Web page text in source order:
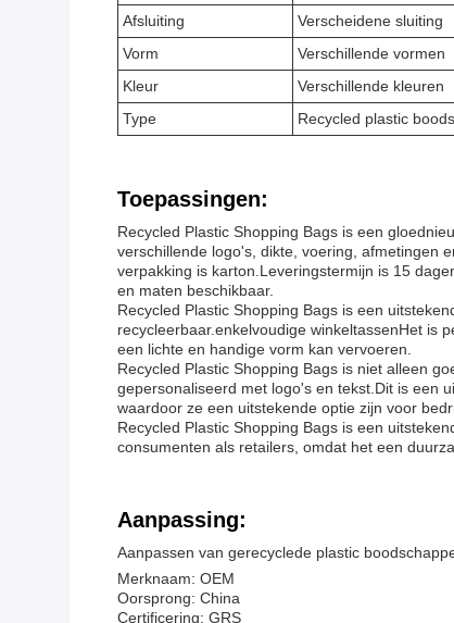
Afsluiting
Verscheidene sluiting
Vorm
Verschillende vormen
Kleur
Verschillende kleuren
Type
Recycled plastic
Toepassingen:
Recycled Plastic Shopping Bags is een
verschillende logo's, dikte, voering, afmetingen
verpakking is karton.Leveringstermijn is 15
en maten beschikbaar.
Recycled Plastic Shopping Bags is een
recycleerbaar.enkelvoudige winkeltassenHet is
een lichte en handige vorm kan vervoeren.
Recycled Plastic Shopping Bags is niet alleen
gepersonaliseerd met logo's en tekst.Dit is een
waardoor ze een uitstekende optie zijn voor
Recycled Plastic Shopping Bags is een
consumenten als retailers, omdat het een
Aanpassing:
Aanpassen van gerecyclede plastic
Merknaam: OEM
Oorsprong: China
Certificering: GRS